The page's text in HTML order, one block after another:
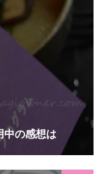
の感想は